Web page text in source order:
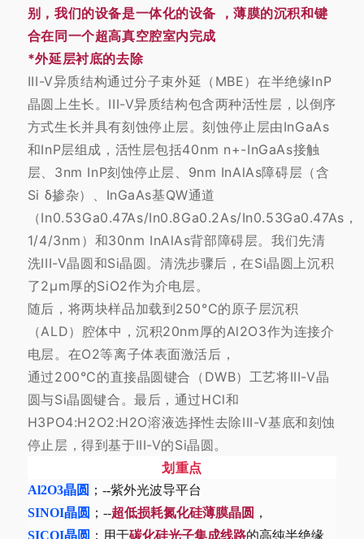
别，我们的设备是一体化的设备 ，薄膜的沉积和键
合在同一个超高真空腔室内完成
*外延层衬底的去除
III-V异质结构通过分子束外延（MBE）在半绝缘InP
晶圆上生长。III-V异质结构包含两种活性层，以倒序
方式生长并具有刻蚀停止层。刻蚀停止层由InGaAs
和InP层组成，活性层包括40nm n+-InGaAs接触
层、3nm InP刻蚀停止层、9nm InAlAs障碍层（含
Si δ掺杂）、InGaAs基QW通道
（In0.53Ga0.47As/In0.8Ga0.2As/In0.53Ga0.47As，
1/4/3nm）和30nm InAlAs背部障碍层。我们先清
洗III-V晶圆和Si晶圆。清洗步骤后，在Si晶圆上沉积
了2μm厚的SiO2作为介电层。
随后，将两块样品加载到250°C的原子层沉积
（ALD）腔体中，沉积20nm厚的Al2O3作为连接介
电层。在O2等离子体表面激活后，
通过200°C的直接晶圆键合（DWB）工艺将III-V晶
圆与Si晶圆键合。最后，通过HCl和
H3PO4:H2O2:H2O溶液选择性去除III-V基底和刻蚀
停止层，得到基于III-V的Si晶圆。
划重点
Al2O3晶圆 ；--紫外光波导平台
SINOI晶圆 ；--超低损耗氮化硅薄膜晶圆 ，
SICOI晶圆 ；用于碳化硅光子集成线路的高纯半绝缘